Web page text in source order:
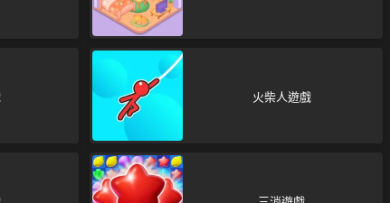
火柴人遊戲